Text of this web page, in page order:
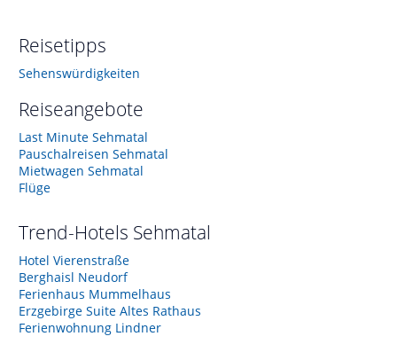
Reisetipps
Sehenswürdigkeiten
Reiseangebote
Last Minute Sehmatal
Pauschalreisen Sehmatal
Mietwagen Sehmatal
Flüge
Trend-Hotels Sehmatal
Hotel Vierenstraße
Berghaisl Neudorf
Ferienhaus Mummelhaus
Erzgebirge Suite Altes Rathaus
Ferienwohnung Lindner